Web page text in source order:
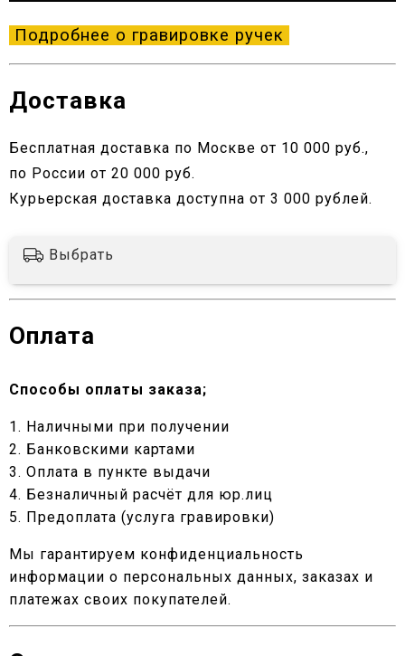
Подробнее о гравировке ручек
Доставка
Бесплатная доставка по Москве от 10 000 руб.,
по России от 20 000 руб.
Курьерская доставка доступна от 3 000 рублей.
Выбрать
Оплата
Способы оплаты заказа;
1. Наличными при получении
2. Банковскими картами
3. Оплата в пункте выдачи
4. Безналичный расчёт для юр.лиц
5. Предоплата (услуга гравировки)
Мы гарантируем конфиденциальность
информации о персональных данных, заказах и
платежах своих покупателей.